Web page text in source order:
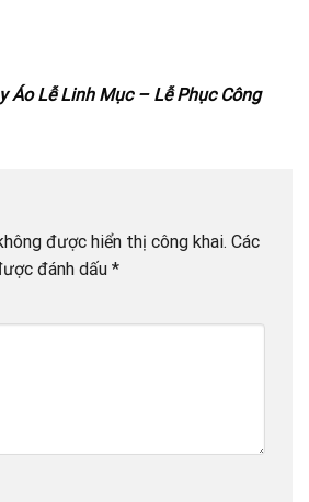
Áo Lễ Linh Mục – Lễ Phục Công
được hiển thị công khai. Các
đánh dấu *